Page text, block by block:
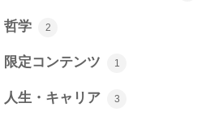
哲学 2
限定コンテンツ 1
人生・キャリア 3